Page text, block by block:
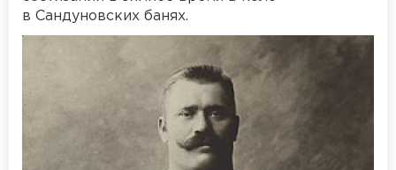
в Сандуновских банях.